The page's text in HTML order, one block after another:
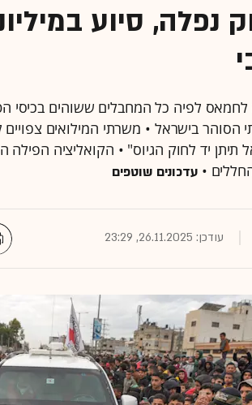
נפלה, סיוע
לפיה כל המחבלים ששוהים בכיסי
תיתן יד לחוק הגיוס" • הקואליציה הפילה
•עדכונים שוטפים
עודכן: 26.11.2025, 23:29